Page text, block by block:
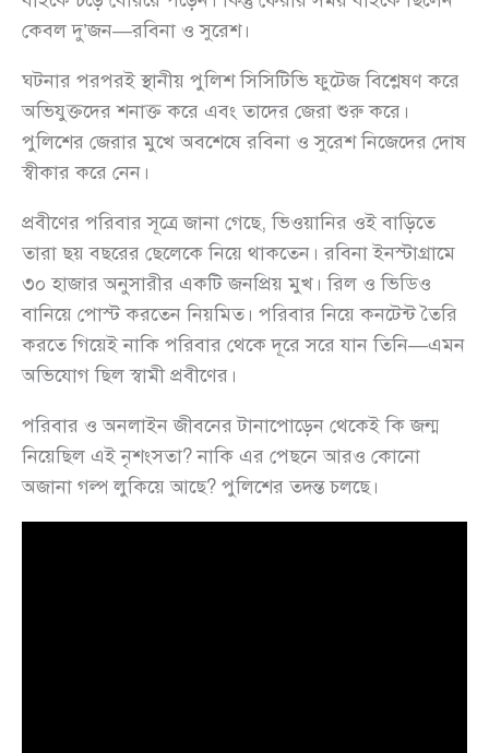
কেবল দু’জন—রবিনা ও সুরেশ।
ঘটনার পরপরই স্থানীয় পুলিশ সিসিটিভি ফুটেজ বিশ্লেষণ করে
অভিযুক্তদের শনাক্ত করে এবং তাদের জেরা শুরু করে।
পুলিশের জেরার মুখে অবশেষে রবিনা ও সুরেশ নিজেদের দোষ
স্বীকার করে নেন।
প্রবীণের পরিবার সূত্রে জানা গেছে, ভিওয়ানির ওই বাড়িতে
তারা ছয় বছরের ছেলেকে নিয়ে থাকতেন। রবিনা ইনস্টাগ্রামে
৩০ হাজার অনুসারীর একটি জনপ্রিয় মুখ। রিল ও ভিডিও
বানিয়ে পোস্ট করতেন নিয়মিত। পরিবার নিয়ে কনটেন্ট তৈরি
করতে গিয়েই নাকি পরিবার থেকে দূরে সরে যান তিনি—এমন
অভিযোগ ছিল স্বামী প্রবীণের।
পরিবার ও অনলাইন জীবনের টানাপোড়েন থেকেই কি জন্ম
নিয়েছিল এই নৃশংসতা? নাকি এর পেছনে আরও কোনো
অজানা গল্প লুকিয়ে আছে? পুলিশের তদন্ত চলছে।